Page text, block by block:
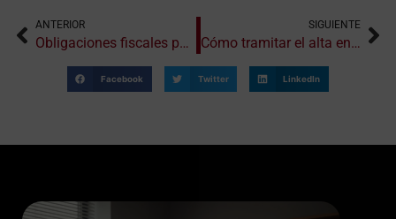
ANTERIOR
Obligaciones fiscales para autónomos societarios
SIGUIENTE
Cómo tramitar el alta en el ROI (Registro de Operadores Intracomunitarios)
Facebook Twitter LinkedIn